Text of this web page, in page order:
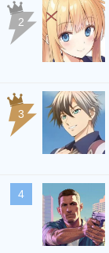
2
3
4